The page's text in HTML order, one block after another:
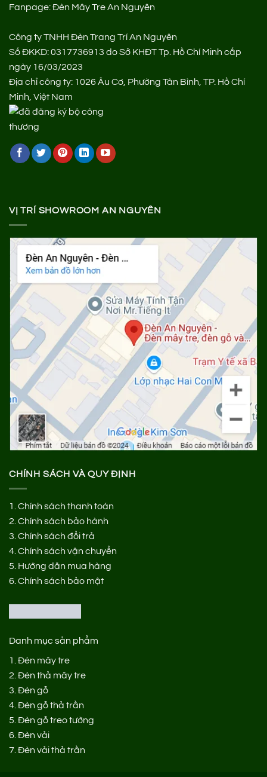
Fanpage:Đèn Mây Tre An Nguyên
Công ty TNHH Đèn Trang Trí An Nguyên
Số ĐKKD: 0317736913 do Sở KHĐT Tp. Hồ Chí Minh cấp
ngày 16/03/2023
Địa chỉ công ty: 1026 Âu Cơ, Phường Tân Bình, TP. Hồ Chí
Minh, Việt Nam
VỊ TRÍ SHOWROOM AN NGUYÊN
CHÍNH SÁCH VÀ QUY ĐỊNH
1. Chính sách thanh toán
2. Chính sách bảo hành
3. Chính sách đổi trả
4. Chính sách vận chuyển
5. Hướng dẫn mua hàng
6. Chính sách bảo mật
Danh mục sản phẩm
1. Đèn mây tre
2. Đèn thả mây tre
3. Đèn gỗ
4. Đèn gỗ thả trần
5. Đèn gỗ treo tường
6. Đèn vải
7. Đèn vải thả trần